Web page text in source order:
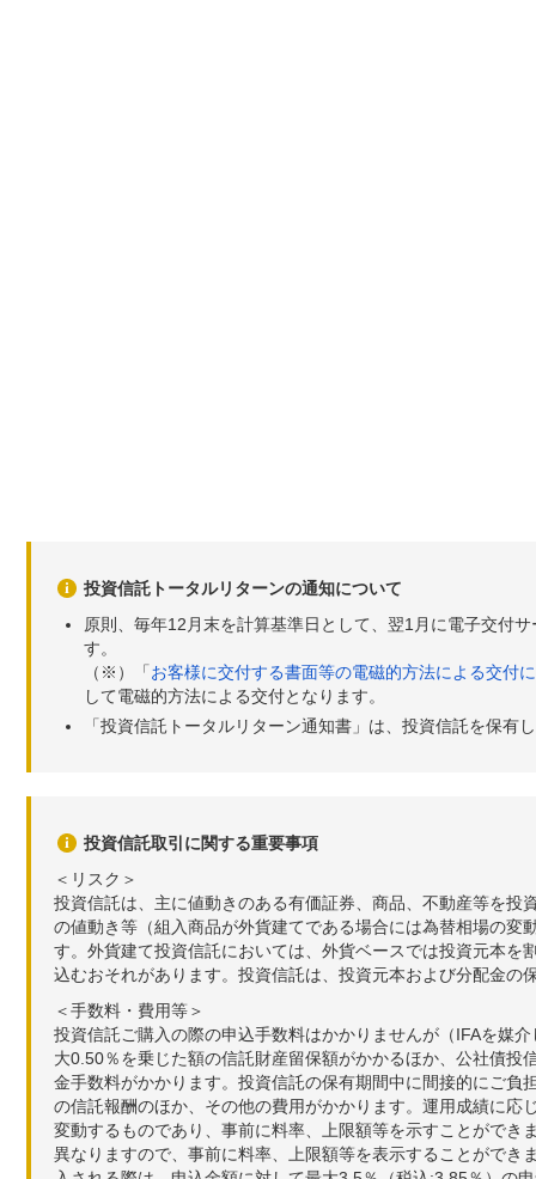
投資信託トータルリターンの通知について
原則、毎年12月末を計算基準日として、翌1月に電子交付
す。
（※）「お客様に交付する書面等の電磁的方法による交付
して電磁的方法による交付となります。
「投資信託トータルリターン通知書」は、投資信託を保有
投資信託取引に関する重要事項
＜リスク＞
投資信託は、主に値動きのある有価証券、商品、不動産等を
の値動き等（組入商品が外貨建てである場合には為替相場の
す。外貨建て投資信託においては、外貨ベースでは投資元本
込むおそれがあります。投資信託は、投資元本および分配金の
＜手数料・費用等＞
投資信託ご購入の際の申込手数料はかかりませんが（IFAを媒
大0.50％を乗じた額の信託財産留保額がかかるほか、公社債
金手数料がかかります。投資信託の保有期間中に間接的にご
の信託報酬のほか、その他の費用がかかります。運用成績に
変動するものであり、事前に料率、上限額等を示すことがで
異なりますので、事前に料率、上限額等を表示することがで